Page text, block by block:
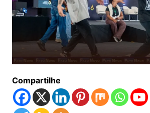
Compartilhe